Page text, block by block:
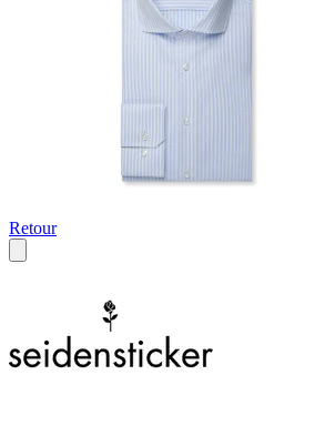
Retour